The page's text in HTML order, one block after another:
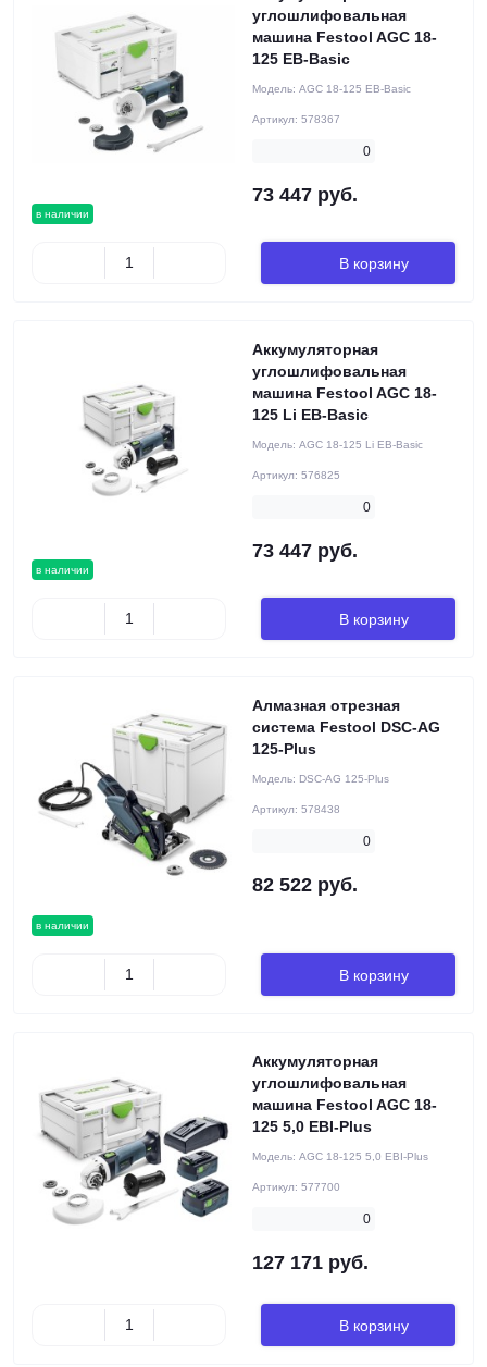
в наличии
углошлифовальная
машина Festool AGC 18-
125 EB-Basic
Модель: AGC 18-125 EB-Basic
Артикул: 578367
0
73 447 руб.
В корзину
в наличии
Аккумуляторная
углошлифовальная
машина Festool AGC 18-
125 Li EB-Basic
Модель: AGC 18-125 Li EB-Basic
Артикул: 576825
0
73 447 руб.
В корзину
в наличии
Алмазная отрезная
система Festool DSC-AG
125-Plus
Модель: DSC-AG 125-Plus
Артикул: 578438
0
82 522 руб.
В корзину
Аккумуляторная
углошлифовальная
машина Festool AGC 18-
125 5,0 EBI-Plus
Модель: AGC 18-125 5,0 EBI-Plus
Артикул: 577700
0
127 171 руб.
В корзину